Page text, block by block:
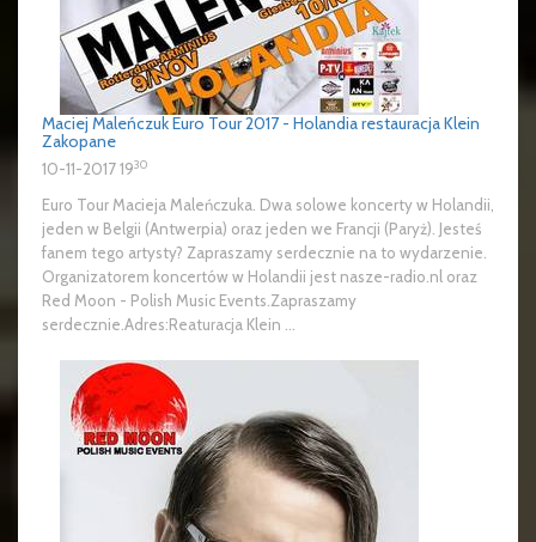
Maciej Maleńczuk Euro Tour 2017 - Holandia restauracja Klein
Zakopane
10-11-2017 1930
Euro Tour Macieja Maleńczuka. Dwa solowe koncerty w Holandii,
jeden w Belgii (Antwerpia) oraz jeden we Francji (Paryż). Jesteś
fanem tego artysty? Zapraszamy serdecznie na to wydarzenie.
Organizatorem koncertów w Holandii jest nasze-radio.nl oraz
Red Moon - Polish Music Events.Zapraszamy
serdecznie.Adres:Reaturacja Klein ...